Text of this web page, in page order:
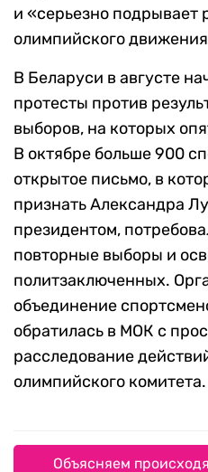
и «серьезно подрывает
олимпийского
В Беларуси в августе
протесты против
выборов, на которых
В октябре больше 900
открытое письмо, в
признать Александра
президентом,
повторные выборы и
политзаключенных.
объединение
обратилась в МОК с
расследование
олимпийского комитета.
Объясняем